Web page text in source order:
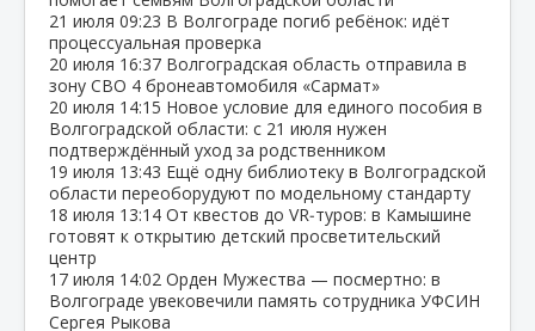
21 июля 09:23 В Волгограде погиб ребёнок: идёт
процессуальная проверка
20 июля 16:37 Волгоградская область отправила в
зону СВО 4 бронеавтомобиля «Сармат»
20 июля 14:15 Новое условие для единого пособия в
Волгоградской области: с 21 июля нужен
подтверждённый уход за родственником
19 июля 13:43 Ещё одну библиотеку в Волгоградской
области переоборудуют по модельному стандарту
18 июля 13:14 От квестов до VR‑туров: в Камышине
готовят к открытию детский просветительский
центр
17 июля 14:02 Орден Мужества — посмертно: в
Волгограде увековечили память сотрудника УФСИН
Сергея Рыкова